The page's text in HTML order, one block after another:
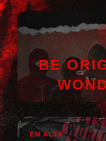
BE
EM ALTA